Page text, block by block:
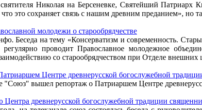
Николая на Берсеневке, Святейший Патриарх
это сохраняет связь с нашим древним преданием», но
молодежи о старообрядчестве
Беседа на тему «Консерватизм и современность.
регулярно проводит Православное молодежное
со старообрядчеством при Отделе
Центре древнерусской богослужебной
"Союз" вышел репортаж о Патриаршем Центре
Центра древнерусской богослужебной традиции